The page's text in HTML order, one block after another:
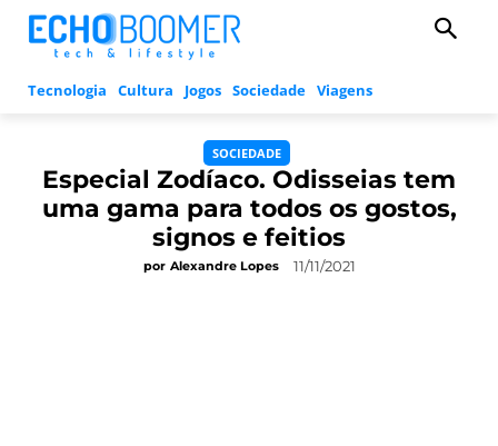
Tecnologia Cultura Jogos Sociedade Viagens
SOCIEDADE
Especial Zodíaco. Odisseias tem
uma gama para todos os gostos,
signos e feitios
por Alexandre Lopes 11/11/2021